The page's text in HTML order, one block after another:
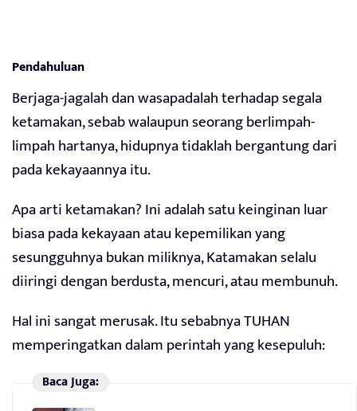
Pendahuluan
Berjaga-jagalah dan wasapadalah terhadap segala
ketamakan, sebab walaupun seorang berlimpah-
limpah hartanya, hidupnya tidaklah bergantung dari
pada kekayaannya itu.
Apa arti ketamakan? Ini adalah satu keinginan luar
biasa pada kekayaan atau kepemilikan yang
sesungguhnya bukan miliknya, Katamakan selalu
diiringi dengan berdusta, mencuri, atau membunuh.
Hal ini sangat merusak. Itu sebabnya TUHAN
memperingatkan dalam perintah yang kesepuluh:
Baca Juga: